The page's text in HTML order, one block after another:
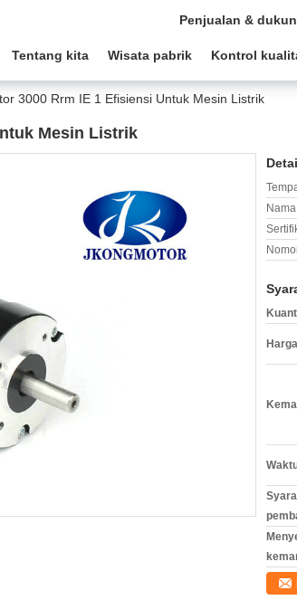
Penjualan &
Tentang kita Wisata pabrik Kontrol
3000 Rrm IE 1 Efisiensi Untuk Mesin Listrik
Mesin Listrik